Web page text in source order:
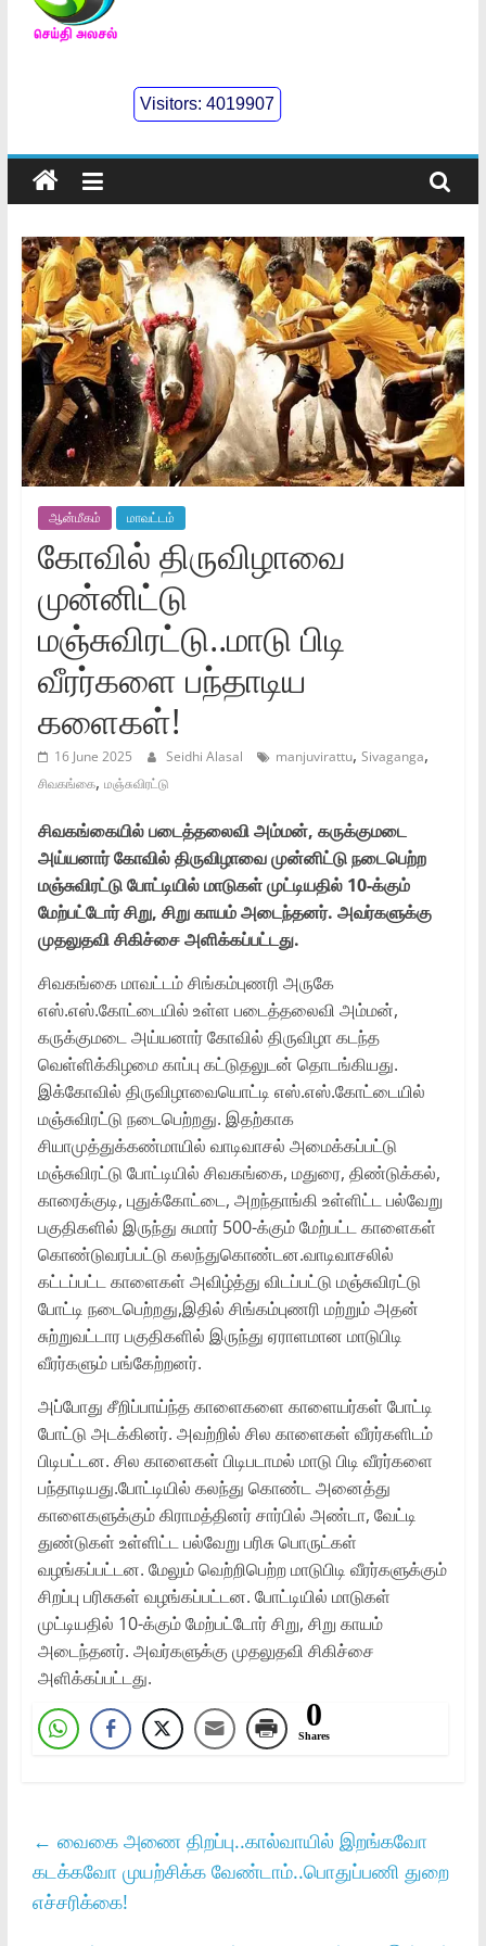
செய்திஅலசல்
Seidhialasal
Tamil
Online
NewsPaper
Visitors:4019907
ஆன்மீகம் மாவட்டம்
கோவில் திருவிழாவை
முன்னிட்டு
மஞ்சுவிரட்டு..மாடு பிடி
வீரர்களை பந்தாடிய
களைகள்!
16 June 2025 Seidhi Alasal manjuvirattu, Sivaganga,
சிவகங்கை, மஞ்சுவிரட்டு
சிவகங்கையில் படைத்தலைவி அம்மன், கருக்குமடை
அய்யனார் கோவில் திருவிழாவை முன்னிட்டு நடைபெற்ற
மஞ்சுவிரட்டு போட்டியில் மாடுகள் முட்டியதில் 10-க்கும்
மேற்பட்டோர் சிறு, சிறு காயம் அடைந்தனர். அவர்களுக்கு
முதலுதவி சிகிச்சை அளிக்கப்பட்டது.
சிவகங்கை மாவட்டம் சிங்கம்புணரி அருகே
எஸ்.எஸ்.கோட்டையில் உள்ள படைத்தலைவி அம்மன்,
கருக்குமடை அய்யனார் கோவில் திருவிழா கடந்த
வெள்ளிக்கிழமை காப்பு கட்டுதலுடன் தொடங்கியது.
இக்கோவில் திருவிழாவையொட்டி எஸ்.எஸ்.கோட்டையில்
மஞ்சுவிரட்டு நடைபெற்றது. இதற்காக
சியாமுத்துக்கண்மாயில் வாடிவாசல் அமைக்கப்பட்டு
மஞ்சுவிரட்டு போட்டியில் சிவகங்கை, மதுரை, திண்டுக்கல்,
காரைக்குடி, புதுக்கோட்டை, அறந்தாங்கி உள்ளிட்ட பல்வேறு
பகுதிகளில் இருந்து சுமார் 500-க்கும் மேற்பட்ட காளைகள்
கொண்டுவரப்பட்டு கலந்துகொண்டன.வாடிவாசலில்
கட்டப்பட்ட காளைகள் அவிழ்த்து விடப்பட்டு மஞ்சுவிரட்டு
போட்டி நடைபெற்றது,இதில் சிங்கம்புணரி மற்றும் அதன்
சுற்றுவட்டார பகுதிகளில் இருந்து ஏராளமான மாடுபிடி
வீரர்களும் பங்கேற்றனர்.
அப்போது சீறிப்பாய்ந்த காளைகளை காளையர்கள் போட்டி
போட்டு அடக்கினர். அவற்றில் சில காளைகள் வீரர்களிடம்
பிடிபட்டன. சில காளைகள் பிடிபடாமல் மாடு பிடி வீரர்களை
பந்தாடியது.போட்டியில் கலந்து கொண்ட அனைத்து
காளைகளுக்கும் கிராமத்தினர் சார்பில் அண்டா, வேட்டி
துண்டுகள் உள்ளிட்ட பல்வேறு பரிசு பொருட்கள்
வழங்கப்பட்டன. மேலும் வெற்றிபெற்ற மாடுபிடி வீரர்களுக்கும்
சிறப்பு பரிசுகள் வழங்கப்பட்டன. போட்டியில் மாடுகள்
முட்டியதில் 10-க்கும் மேற்பட்டோர் சிறு, சிறு காயம்
அடைந்தனர். அவர்களுக்கு முதலுதவி சிகிச்சை
அளிக்கப்பட்டது.
0
Shares
← வைகை அணை திறப்பு..கால்வாயில் இறங்கவோ
கடக்கவோ முயற்சிக்க வேண்டாம்..பொதுப்பணி துறை
எச்சரிக்கை!